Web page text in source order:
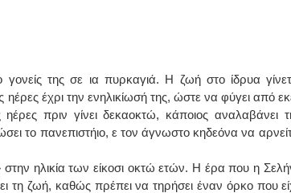
της σε ια πυρκαγιά. Η ζωή στο ίδρυα
έχρι την ενηλικίωσή της, ώστε να φύγει από
πριν γίνει δεκαοκτώ, κάποιος αναλαβάνει
το πανεπιστήιο, ε τον άγνωστο κηδεόνα να
στην ηλικία των είκοσι οκτώ ετών. Η έρα που η
τη ζωή, καθώς πρέπει να τηρήσει έναν όρκο που